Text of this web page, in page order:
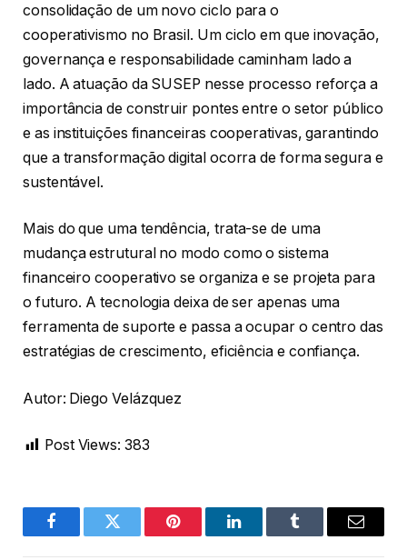
consolidação de um novo ciclo para o
cooperativismo no Brasil. Um ciclo em que inovação,
governança e responsabilidade caminham lado a
lado. A atuação da SUSEP nesse processo reforça a
importância de construir pontes entre o setor público
e as instituições financeiras cooperativas, garantindo
que a transformação digital ocorra de forma segura e
sustentável.
Mais do que uma tendência, trata-se de uma
mudança estrutural no modo como o sistema
financeiro cooperativo se organiza e se projeta para
o futuro. A tecnologia deixa de ser apenas uma
ferramenta de suporte e passa a ocupar o centro das
estratégias de crescimento, eficiência e confiança.
Autor: Diego Velázquez
Post Views: 383
FacebookTwitter Pinterest LinkedInTumblr Email